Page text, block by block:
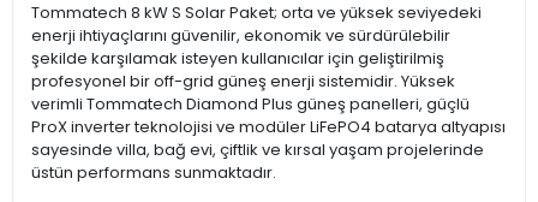
Tommatech 8 kW S Solar Paket; orta ve yüksek seviyedeki
enerji ihtiyaçlarını güvenilir, ekonomik ve sürdürülebilir
şekilde karşılamak isteyen kullanıcılar için geliştirilmiş
profesyonel bir off-grid güneş enerji sistemidir. Yüksek
verimli Tommatech Diamond Plus güneş panelleri, güçlü
ProX inverter teknolojisi ve modüler LiFePO4 batarya altyapısı
sayesinde villa, bağ evi, çiftlik ve kırsal yaşam projelerinde
üstün performans sunmaktadır.